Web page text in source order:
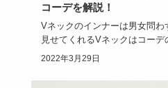
コーデを解説！
Vネックのインナーは男女問
見せてくれるVネックはコー
なるとニット素…
2022年3月29日